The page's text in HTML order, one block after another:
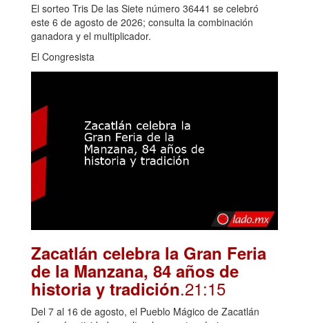
El sorteo Tris De las Siete número 36441 se celebró
este 6 de agosto de 2026; consulta la combinación
ganadora y el multiplicador.
El Congresista
Zacatlán celebra la Gran Feria
de la Manzana, 84 años de
historia y tradición.21:15
Del 7 al 16 de agosto, el Pueblo Mágico de Zacatlán